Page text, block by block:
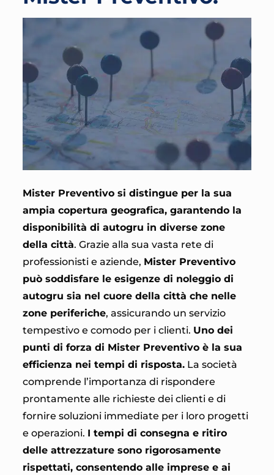
Mister Preventivo si distingue per la sua
ampia copertura geografica, garantendo la
disponibilità di autogru in diverse zone
della città. Grazie alla sua vasta rete di
professionisti e aziende, Mister Preventivo
può soddisfare le esigenze di noleggio di
autogru sia nel cuore della città che nelle
zone periferiche, assicurando un servizio
tempestivo e comodo per i clienti. Uno dei
punti di forza di Mister Preventivo è la sua
efficienza nei tempi di risposta.La società
comprende l’importanza di rispondere
prontamente alle richieste dei clienti e di
fornire soluzioni immediate per i loro progetti
e operazioni. I tempi di consegna e ritiro
delle attrezzature sono rigorosamente
rispettati, consentendo alle imprese e ai